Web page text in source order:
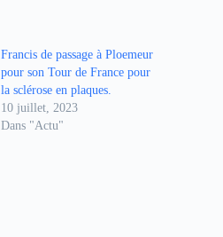
Francis de passage à Ploemeur
pour son Tour de France pour
la sclérose en plaques.
10 juillet, 2023
Dans "Actu"